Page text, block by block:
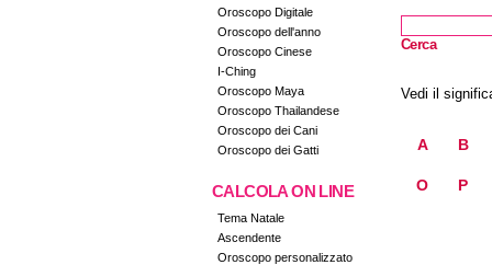
Oroscopo Digitale
Oroscopo dell'anno
Oroscopo Cinese
I-Ching
Oroscopo Maya
Oroscopo Thailandese
Oroscopo dei Cani
Oroscopo dei Gatti
CALCOLA ON LINE
Tema Natale
Ascendente
Oroscopo personalizzato
Cerca
Vedi il
A B
O P